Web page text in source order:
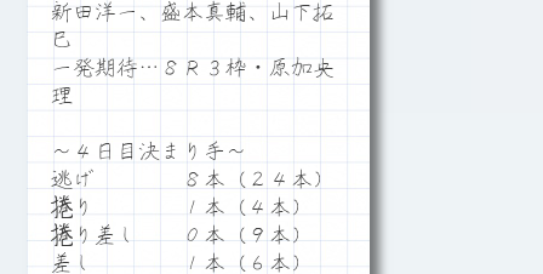
新田洋一、盛本真輔、山下拓
巳
一発期待…８Ｒ３枠・原加央
理
～４日目決まり手～
逃げ ８本（２４本）
捲り １本（４本）
捲り差し ０本（９本）
差し １本（６本）